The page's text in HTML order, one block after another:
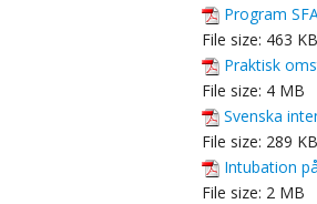
Program
File size: 463 KB
Praktisk
File size: 4 MB
Svenska
File size: 289 KB
Intubation
File size: 2 MB